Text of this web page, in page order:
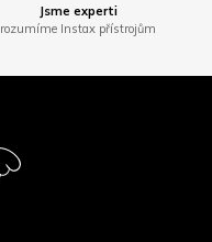
Jsme experti
rozumíme Instax přístrojům